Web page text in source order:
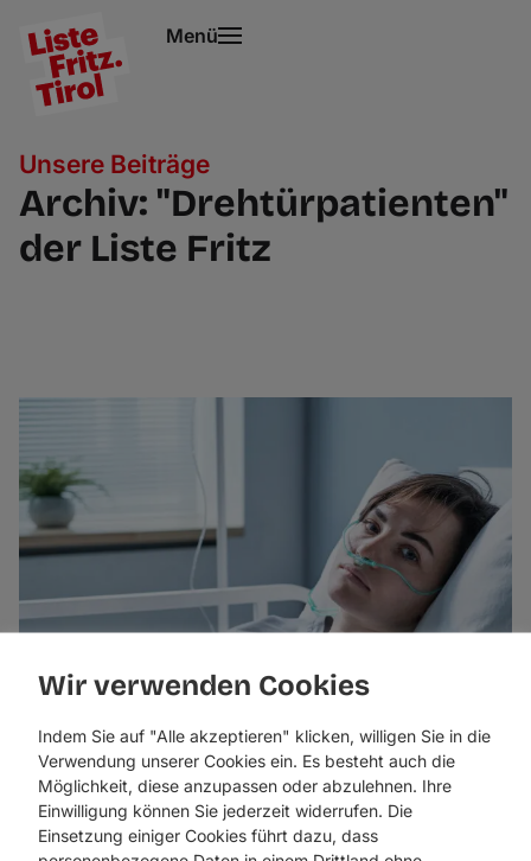
Menü
Unsere Beiträge
Archiv: "Drehtürpatienten"
der Liste Fritz
Wir harren der Umsetzung
Wir verwenden Cookies
Indem Sie auf "Alle akzeptieren" klicken, willigen Sie in die
Verwendung unserer Cookies ein. Es besteht auch die
Möglichkeit, diese anzupassen oder abzulehnen. Ihre
Einwilligung können Sie jederzeit widerrufen. Die
Einsetzung einiger Cookies führt dazu, dass